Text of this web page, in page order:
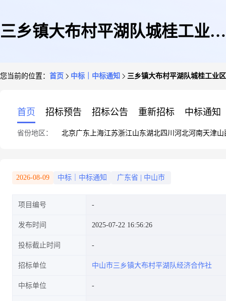
三乡镇大布村平湖队城桂工业区
您当前的位置： 首页 中标｜中标通知 三乡镇大布村平湖队城桂工业
首页 招标预告 招标公告 重新招标 中标通知
省份地区： 北京广东 上海江苏浙江山东湖北四川 河北河南天津山
2026-08-09 中标｜中标通知 广东省 中山市
项目编号
发布时间 2025-07-22 16:56:26
投标截止时间
招标单位 中山市三乡镇大布村平湖队经济合作社
中标单位